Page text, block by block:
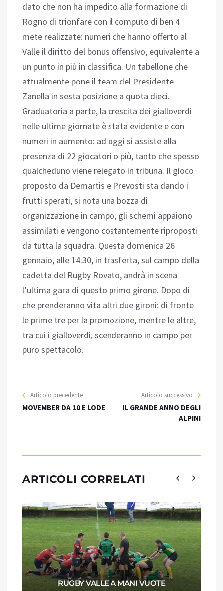
dato che non ha impedito alla formazione di
Rogno di trionfare con il computo di ben 4
mete realizzate: numeri che hanno offerto al
Valle il diritto del bonus offensivo, equivalente a
un punto in più in classifica. Un tabellone che
attualmente pone il team del Presidente
Zanella in sesta posizione a quota dieci.
Graduatoria a parte, la crescita dei gialloverdi
nelle ultime giornate è stata evidente e con
numeri in aumento: ad oggi si assiste alla
presenza di 22 giocatori o più, tanto che spesso
qualcheduno viene relegato in tribuna. Il gioco
proposto da Demartis e Prevosti sta dando i
frutti sperati, si nota una bozza di
organizzazione in campo, gli schemi appaiono
assimilati e vengono costantemente riproposti
da tutta la squadra. Questa domenica 26
gennaio, alle 14:30, in trasferta, sul campo della
cadetta del Rugby Rovato, andrà in scena
l’ultima gara di questo primo girone. Dopo di
che prenderanno vita altri due gironi: di fronte
le prime tre per la promozione, mentre le altre,
tra cui i gialloverdi, scenderanno in campo per
puro spettacolo.
Articolo precedente
MOVEMBER DA 10 E LODE
Articolo successivo
IL GRANDE ANNO DEGLI
ALPINI
ARTICOLI CORRELATI
RUGBY VALLE A MANI VUOTE